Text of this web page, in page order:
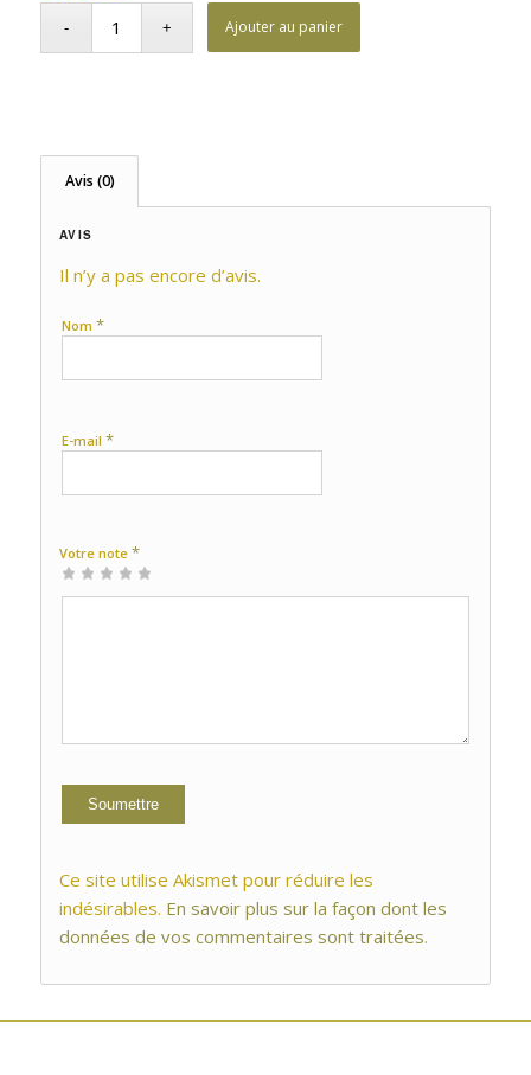
Ajouter au panier
Avis (0)
AVIS
Il n’y a pas encore d’avis.
Nom *
E-mail *
Votre note *
1 étoile
2 étoiles
3 étoiles
4 étoiles
5 étoiles
Ce site utilise Akismet pour réduire les
indésirables. En savoir plus sur la façon dont les
données de vos commentaires sont traitées.